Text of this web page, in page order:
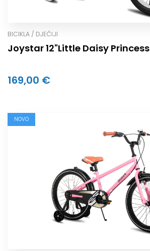
BICIKLA / DJEČIJI
Joystar 12"Little Daisy Princess
169,00 €
NOVO